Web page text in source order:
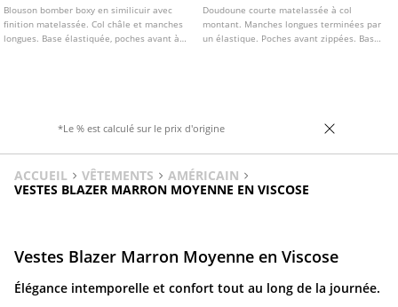
Blouson bomber boxy en similicuir avec
finition matelassée. Col châle et manches
longues. Base élastiquée, poches avant à
Doudoune courte matelassée à col
montant. Manches longues terminées par
un élastique. Poches avant zippées. Bas
*Le % est calculé sur le prix d'origine
ACCUEIL VÊTEMENTS
AMÉRICAIN
VESTES BLAZER MARRON MOYENNE EN VISCOSE
Vestes Blazer Marron Moyenne en Viscose
Élégance intemporelle et confort tout au long de la journée.